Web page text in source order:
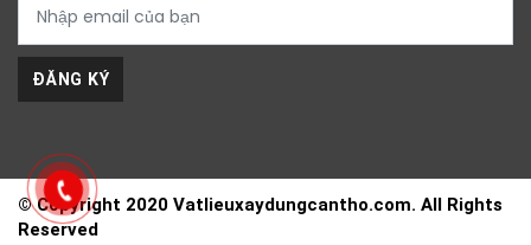
ĐĂNG KÝ
© Copyright 2020 Vatlieuxaydungcantho.com. All Rights
Reserved